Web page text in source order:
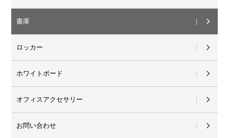
書庫
ロッカー
ホワイトボード
オフィスアクセサリー
お問い合わせ